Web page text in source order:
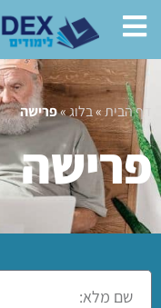
דף הבית»בלוג»פרישה
פרישה